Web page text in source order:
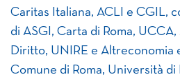
Caritas Italiana, ACLI e CGIL,
di ASGI, Carta di Roma, UCCA,
Diritto, UNIRE e Altreconomia
Comune di Roma, Università di